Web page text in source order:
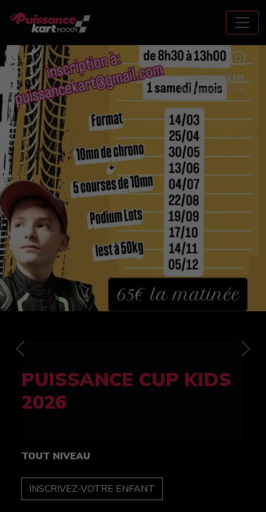
FELINE CUP 100%
féminine
TOUT NIVEAU
INSCRIPTION
Previous Next